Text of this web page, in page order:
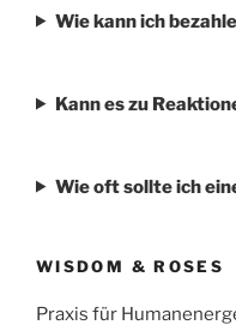
Wie kann ich
Kann es zu
Wie oft sollte ich
WISDOM & ROSES
Praxis für